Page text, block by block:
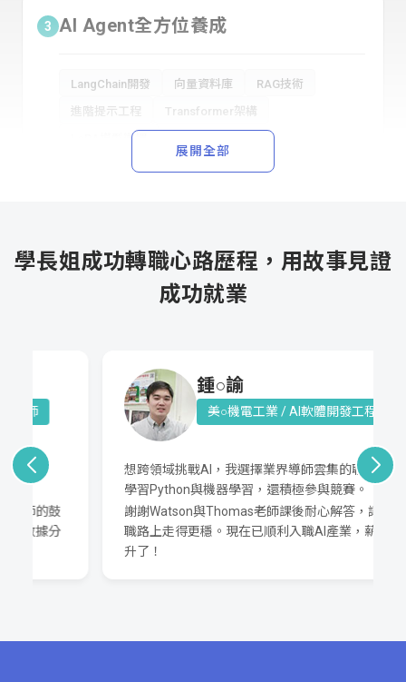
3 AI Agent全方位養成
LangChain開發 向量資料庫
RAG技術
進階提示工程
Transformer架構
LoRA模型微調
學習成果：智慧問答系統/AI解決方案企畫書
4 AI工程師軟實力養成
展開全部
學長姐成功轉職心路歷程，用故事見證
成功就業
鍾○諭
美○機電工業 / AI軟體開發工程師
想跨領域挑戰AI，我選擇業界導師雲集的聯成。除了
學習Python與機器學習，還積極參與競賽。
謝謝Watson與Thomas老師課後耐心解答，讓我在轉
職路上走得更穩。現在已順利入職AI產業，薪資也提